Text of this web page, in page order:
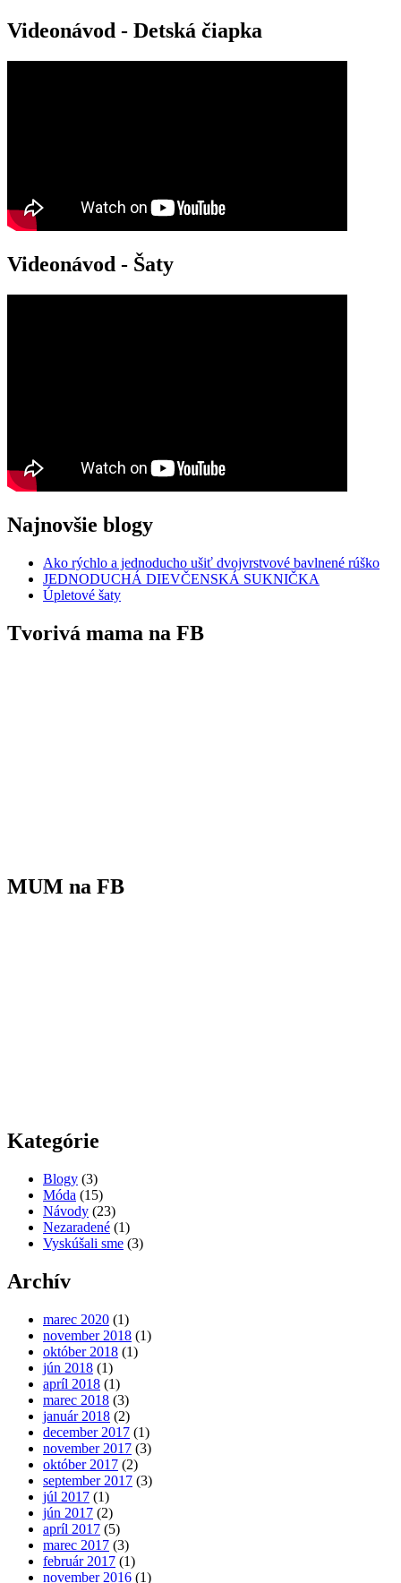
Videonávod - Detská čiapka
Videonávod - Šaty
Najnovšie blogy
Ako rýchlo a jednoducho ušiť dvojvrstvové bavlnené rúško
JEDNODUCHÁ DIEVČENSKÁ SUKNIČKA
Úpletové šaty
Tvorivá mama na FB
MUM na FB
Kategórie
Blogy (3)
Móda (15)
Návody (23)
Nezaradené (1)
Vyskúšali sme (3)
Archív
marec 2020 (1)
november 2018 (1)
október 2018 (1)
jún 2018 (1)
apríl 2018 (1)
marec 2018 (3)
január 2018 (2)
december 2017 (1)
november 2017 (3)
október 2017 (2)
september 2017 (3)
júl 2017 (1)
jún 2017 (2)
apríl 2017 (5)
marec 2017 (3)
február 2017 (1)
november 2016 (1)